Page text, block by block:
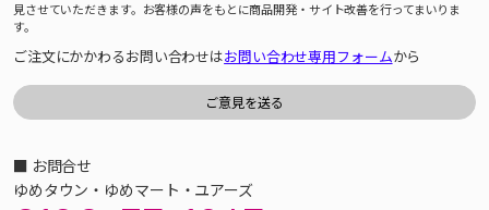
見させていただきます。お客様の声をもとに商品開発・サイト改善を行ってまいりま
す。
ご注文にかかわるお問い合わせはお問い合わせ専用フォームから
■ お問合せ
ゆめタウン・ゆめマート・ユアーズ